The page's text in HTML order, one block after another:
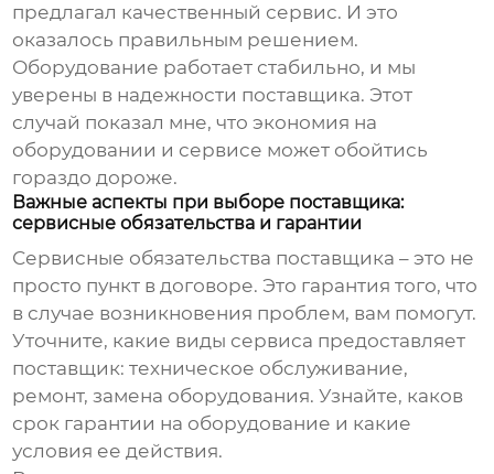
предлагал качественный сервис. И это
оказалось правильным решением.
Оборудование работает стабильно, и мы
уверены в надежности поставщика. Этот
случай показал мне, что экономия на
оборудовании и сервисе может обойтись
гораздо дороже.
Важные аспекты при выборе поставщика:
сервисные обязательства и гарантии
Сервисные обязательства поставщика – это не
просто пункт в договоре. Это гарантия того, что
в случае возникновения проблем, вам помогут.
Уточните, какие виды сервиса предоставляет
поставщик: техническое обслуживание,
ремонт, замена оборудования. Узнайте, каков
срок гарантии на оборудование и какие
условия ее действия.